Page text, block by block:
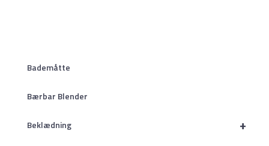
Bademåtte
Bærbar Blender
+
Beklædning